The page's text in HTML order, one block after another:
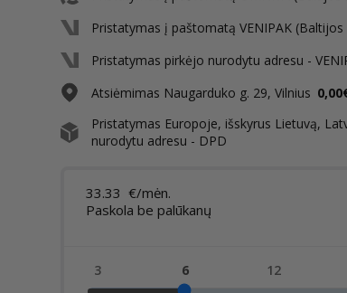
Pristatymas į paštomatą VENIPAK (Baltijos
Pristatymas pirkėjo nurodytu adresu -
Atsiėmimas Naugarduko g. 29, Vilnius
Pristatymas Europoje, išskyrus Lietuvą,
nurodytu adresu - DPD